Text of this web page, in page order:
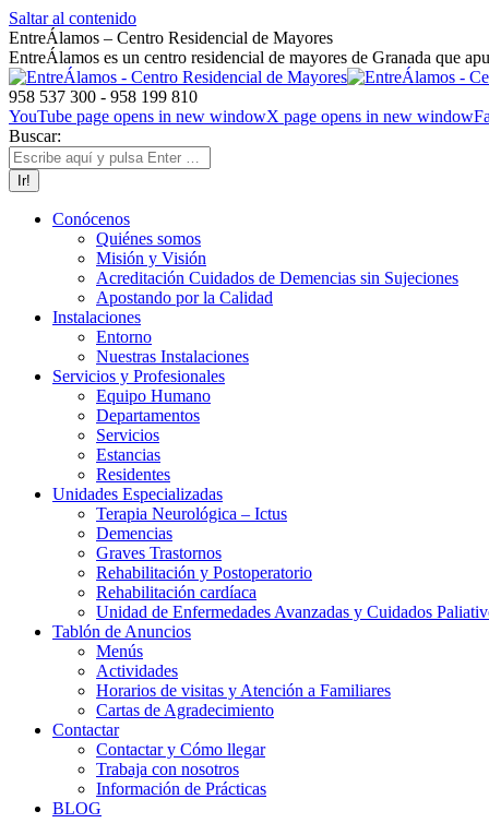
Saltar al contenido
EntreÁlamos – Centro Residencial de Mayores
EntreÁlamos es un centro residencial de mayores de Granada que
958 537 300 - 958 199 810
YouTube page opens in new windowX page opens in new window
Buscar:
Conócenos
Quiénes somos
Misión y Visión
Acreditación Cuidados de Demencias sin Sujeciones
Apostando por la Calidad
Instalaciones
Entorno
Nuestras Instalaciones
Servicios y Profesionales
Equipo Humano
Departamentos
Servicios
Estancias
Residentes
Unidades Especializadas
Terapia Neurológica – Ictus
Demencias
Graves Trastornos
Rehabilitación y Postoperatorio
Rehabilitación cardíaca
Unidad de Enfermedades Avanzadas y Cuidados
Tablón de Anuncios
Menús
Actividades
Horarios de visitas y Atención a Familiares
Cartas de Agradecimiento
Contactar
Contactar y Cómo llegar
Trabaja con nosotros
Información de Prácticas
BLOG